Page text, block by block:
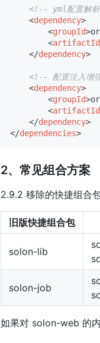
<!-- yml配置解
<dependency>
<groupId>
<artifactId
</dependency>
<!-- 配置注入增
<dependency>
<groupId>
<artifactId
</dependency>
</dependencies>
2、常见组合方案
2.9.2 移除的快捷组合
旧版快捷组合包
solon-lib
solon-job
如果对 solon-web 的